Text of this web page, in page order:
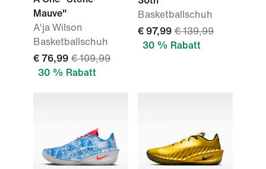
Mauve"
A'ja Wilson
Basketballschuh
€ 76,99 € 109,99
30 % Rabatt
Basketballschuh
€ 97,99 € 139,99
30 % Rabatt